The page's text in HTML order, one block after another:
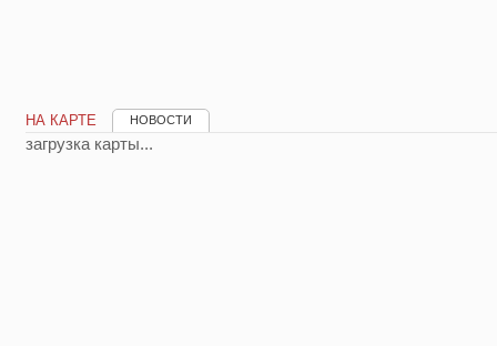
НА КАРТЕ НОВОСТИ
загрузка карты...